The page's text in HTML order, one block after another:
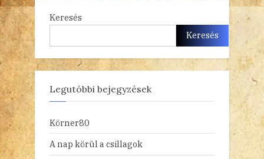
Keresés
Keresés
Legutóbbi bejegyzések
Körner80
A nap körül a csillagok